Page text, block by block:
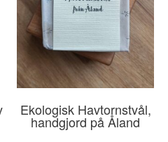
Ekologisk Havtornstvål,
handgjord på Åland